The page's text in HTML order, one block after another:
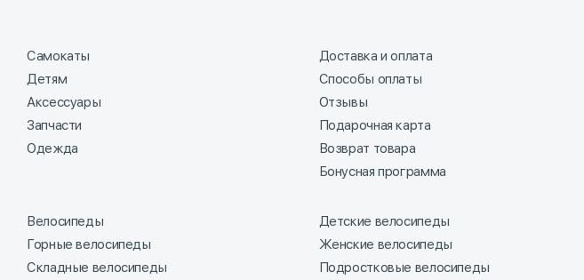
Самокаты
Детям
Аксессуары
Запчасти
Одежда
Доставка и оплата
Способы оплаты
Отзывы
Подарочная карта
Возврат товара
Бонусная программа
Велосипеды
Горные велосипеды
Складные велосипеды
Детские велосипеды
Женские велосипеды
Подростковые велосипеды